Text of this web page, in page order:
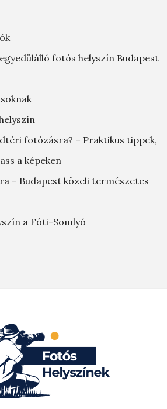
fotós helyszín Budapest
fotózásra? – Praktikus tippek,
a képeken
– Budapest közeli természetes
a Fóti-Somlyó